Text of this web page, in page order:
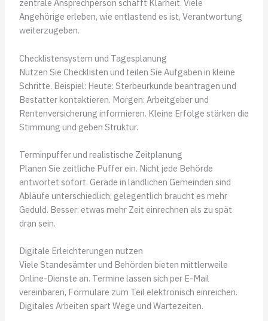
zentrale Ansprechperson schafft Klarheit. Viele
Angehörige erleben, wie entlastend es ist, Verantwortung
weiterzugeben.
Checklistensystem und Tagesplanung
Nutzen Sie Checklisten und teilen Sie Aufgaben in kleine
Schritte. Beispiel: Heute: Sterbeurkunde beantragen und
Bestatter kontaktieren. Morgen: Arbeitgeber und
Rentenversicherung informieren. Kleine Erfolge stärken die
Stimmung und geben Struktur.
Terminpuffer und realistische Zeitplanung
Planen Sie zeitliche Puffer ein. Nicht jede Behörde
antwortet sofort. Gerade in ländlichen Gemeinden sind
Abläufe unterschiedlich; gelegentlich braucht es mehr
Geduld. Besser: etwas mehr Zeit einrechnen als zu spät
dran sein.
Digitale Erleichterungen nutzen
Viele Standesämter und Behörden bieten mittlerweile
Online-Dienste an. Termine lassen sich per E-Mail
vereinbaren, Formulare zum Teil elektronisch einreichen.
Digitales Arbeiten spart Wege und Wartezeiten.